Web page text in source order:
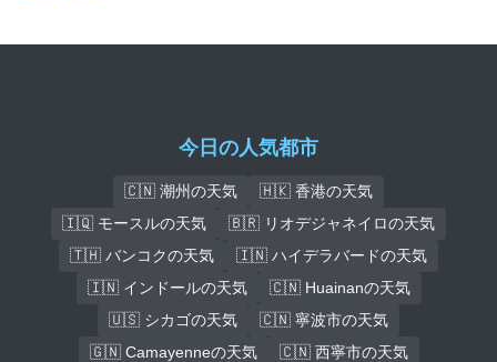
今日の人気都市
🇨🇳 潮州の天気
🇭🇰 香港の天気
🇮🇶 モースルの天気
🇧🇷 リオデジャネイロの天気
🇹🇭 バンコクの天気
🇮🇳 ハイデラバードの天気
🇮🇳 インドールの天気
🇨🇳 Huainanの天気
🇺🇸 シカゴの天気
🇨🇳 寧波市の天気
🇬🇳 Camayenneの天気
🇨🇳 西寧市の天気